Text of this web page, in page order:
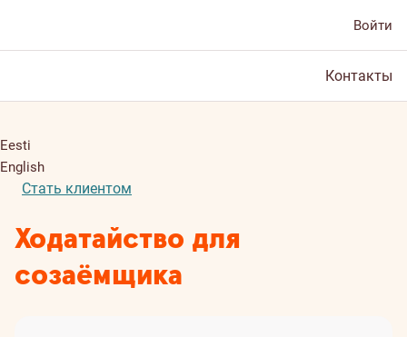
Войти
Контакты
Eesti
English
Стать клиентом
Ходатайство для
созаёмщика